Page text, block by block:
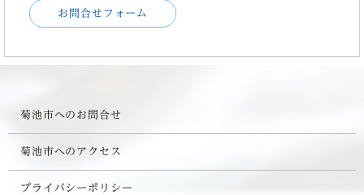
お問合せフォーム
菊池市へのお問合せ
菊池市へのアクセス
プライバシーポリシー